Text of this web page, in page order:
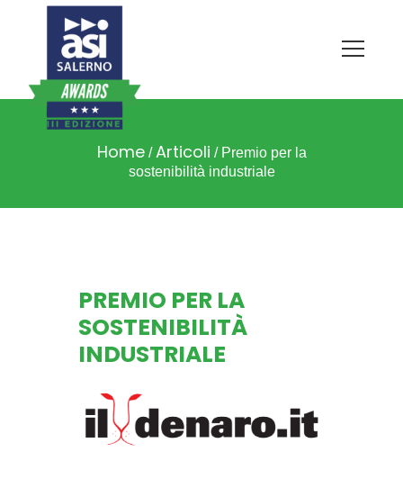
Home / Articoli /Premio per la
sostenibilità industriale
PREMIO PER LA
SOSTENIBILITÀ
INDUSTRIALE